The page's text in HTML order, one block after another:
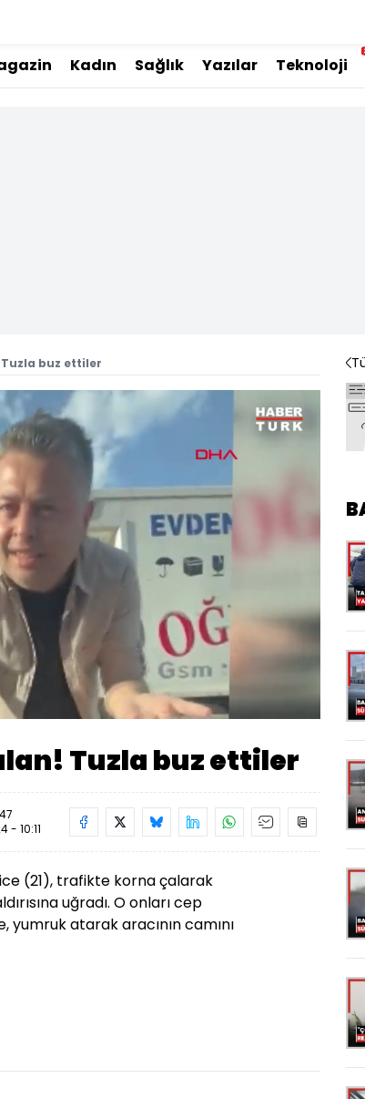
Kadın Sağlık Yazılar Teknoloji
buz ettiler
Oynatma
Hızı
Tuzla buz ettiler
- 10:11
(21), trafikte korna çalarak
uğradı. O onları cep
atarak aracının camını